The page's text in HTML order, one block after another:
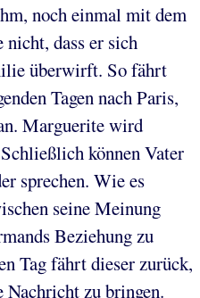
noch einmal mit dem
nicht, dass er sich
überwirft. So fährt
Tagen nach Paris,
Marguerite wird
können Vater
sprechen. Wie es
seine Meinung
Beziehung zu
Tag fährt dieser zurück,
zu bringen.